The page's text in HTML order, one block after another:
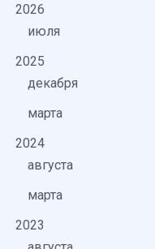
2026
июля
2025
декабря
марта
2024
августа
марта
2023